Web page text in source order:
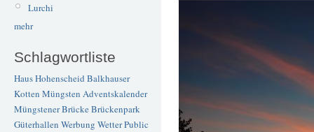
Lurchi
mehr
Schlagwortliste
Haus Hohenscheid Balkhauser
Kotten Müngsten Adventskalender
Müngstener BrückeBrückenpark
Güterhallen Werbung WetterPublic